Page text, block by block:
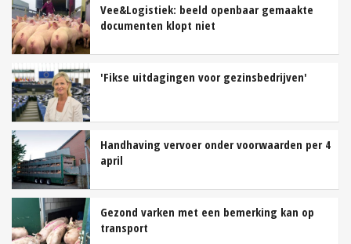
Vee&Logistiek: beeld openbaar gemaakte
documenten klopt niet
'Fikse uitdagingen voor gezinsbedrijven'
Handhaving vervoer onder voorwaarden per 4
april
Gezond varken met een bemerking kan op
transport